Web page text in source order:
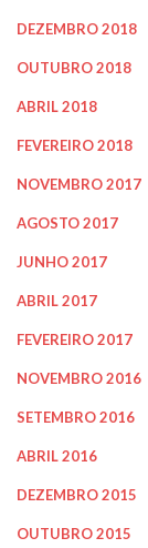
DEZEMBRO 2018
OUTUBRO 2018
ABRIL 2018
FEVEREIRO 2018
NOVEMBRO 2017
AGOSTO 2017
JUNHO 2017
ABRIL 2017
FEVEREIRO 2017
NOVEMBRO 2016
SETEMBRO 2016
ABRIL 2016
DEZEMBRO 2015
OUTUBRO 2015